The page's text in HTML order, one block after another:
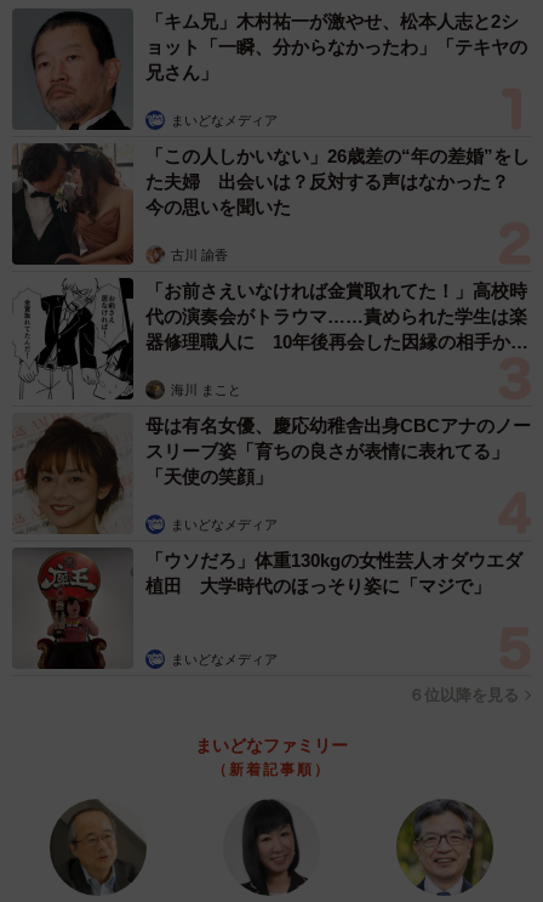
これからもバンクシー的な存在として新作を届け
て！
ーーAmazon配達員さんの新作、またもやナイスショットで
すね。
「届いた写真を見た瞬間、これ、絶対前回の配達員さんじ
ゃん！て思いました」
ーー前回は在宅勤務中に写真が届いたそうですが、今回
は…？
「今回は休日でしたので家族全員、家にいました。私は別
の部屋にいましたが、『また、何か吠えてるなぁ…』くら
いにしか思っていませんでした」
ーー前回の後、この日まで番犬さんが写り込んだお知らせ
写真は届いてなかったのですか？
「はい、あの後は今回のツイートまで、届いていませんで
した」
ーー約半年ぶりの「新作」でしたか。撮影した配達員さん
とお会いになったことは…？
「いえ、会っていません。お会いしたい気持ちもあります
が、バンクシーみたいな謎の存在として、これからも誰か
「キム兄」木村祐一が激やせ、松本人志と2シ
ョット「一瞬、分からなかったわ」「テキヤの
兄さん」
まいどなメディア
「この人しかいない」26歳差の“年の差婚”をし
た夫婦 出会いは？反対する声はなかった？
今の思いを聞いた
古川 諭香
「お前さえいなければ金賞取れてた！」高校時
代の演奏会がトラウマ……責められた学生は楽
器修理職人に 10年後再会した因縁の相手から
海川 まこと
母は有名女優、慶応幼稚舎出身CBCアナのノー
スリーブ姿「育ちの良さが表情に表れてる」
「天使の笑顔」
まいどなメディア
「ウソだろ」体重130kgの女性芸人オダウエダ
植田 大学時代のほっそり姿に「マジで」
まいどなメディア
６位以降を見る
まいどなファミリー
（新着記事順）